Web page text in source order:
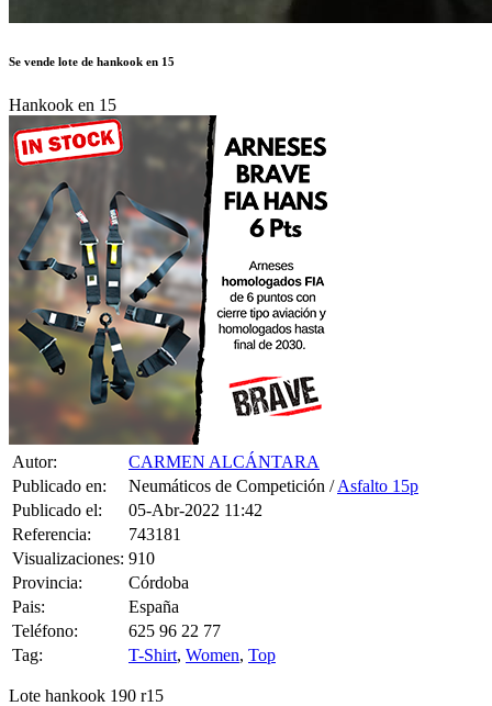
Se vende lote de hankook en 15
Hankook en 15
Autor:
CARMEN ALCÁNTARA
Publicado en:
Neumáticos de Competición /Asfalto 15p
Publicado el:
05-Abr-2022 11:42
Referencia:
743181
Visualizaciones: 910
Provincia:
Córdoba
Pais:
España
Teléfono:
625 96 22 77
Tag:
T-Shirt, Women, Top
Lote hankook 190 r15